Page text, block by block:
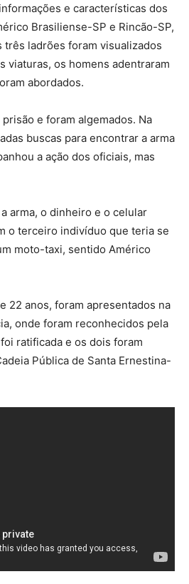
e características dos
Brasiliense-SP e Rincão-SP,
três ladrões foram visualizados
viaturas, os homens adentraram
abordados.
e foram algemados. Na
buscas para encontrar a arma
a ação dos oficiais, mas
arma, o dinheiro e o celular
o terceiro indivíduo que teria se
moto-taxi, sentido Américo
22 anos, foram apresentados na
onde foram reconhecidos pela
ratificada e os dois foram
Pública de Santa Ernestina-